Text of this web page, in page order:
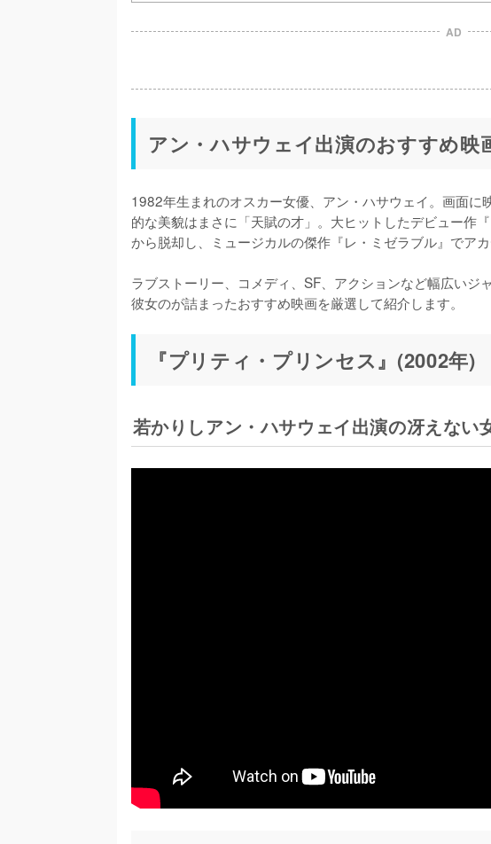
AD
アン・ハサウェイ出演のおすすめ映
1982年生まれのオスカー女優、アン・ハサウェイ。画面
的な美貌はまさに「天賦の才」。大ヒットしたデビュー作
から脱却し、ミュージカルの傑作『レ・ミゼラブル』でアカ
ラブストーリー、コメディ、SF、アクションなど幅広いジ
彼女のが詰まったおすすめ映画を厳選して紹介します。
『プリティ・プリンセス』(2002年)
若かりしアン・ハサウェイ出演の冴えない